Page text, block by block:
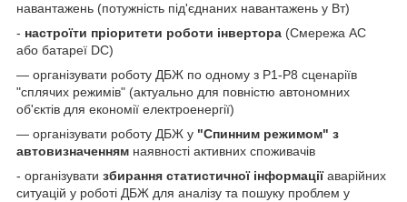
навантажень (потужність під'єднаних навантажень у Вт)
- настроїти пріоритети роботи інвертора (Смережа АС
або батареї DC)
— організувати роботу ДБЖ по одному з Р1-Р8 сценаріїв
"сплячих режимів" (актуально для повністю автономних
об'єктів для економії електроенергії)
— організувати роботу ДБЖ у "Спинним режимом" з
автовизначенням наявності активних споживачів
- організувати збирання статистичної інформаціїаварійних
ситуацій у роботі ДБЖ для аналізу та пошуку проблем у